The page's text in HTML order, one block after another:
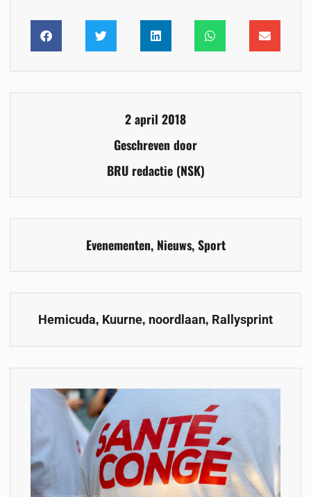
2 april 2018
Geschreven door
BRU redactie (NSK)
Evenementen, Nieuws,Sport
Hemicuda, Kuurne, noordlaan, Rallysprint